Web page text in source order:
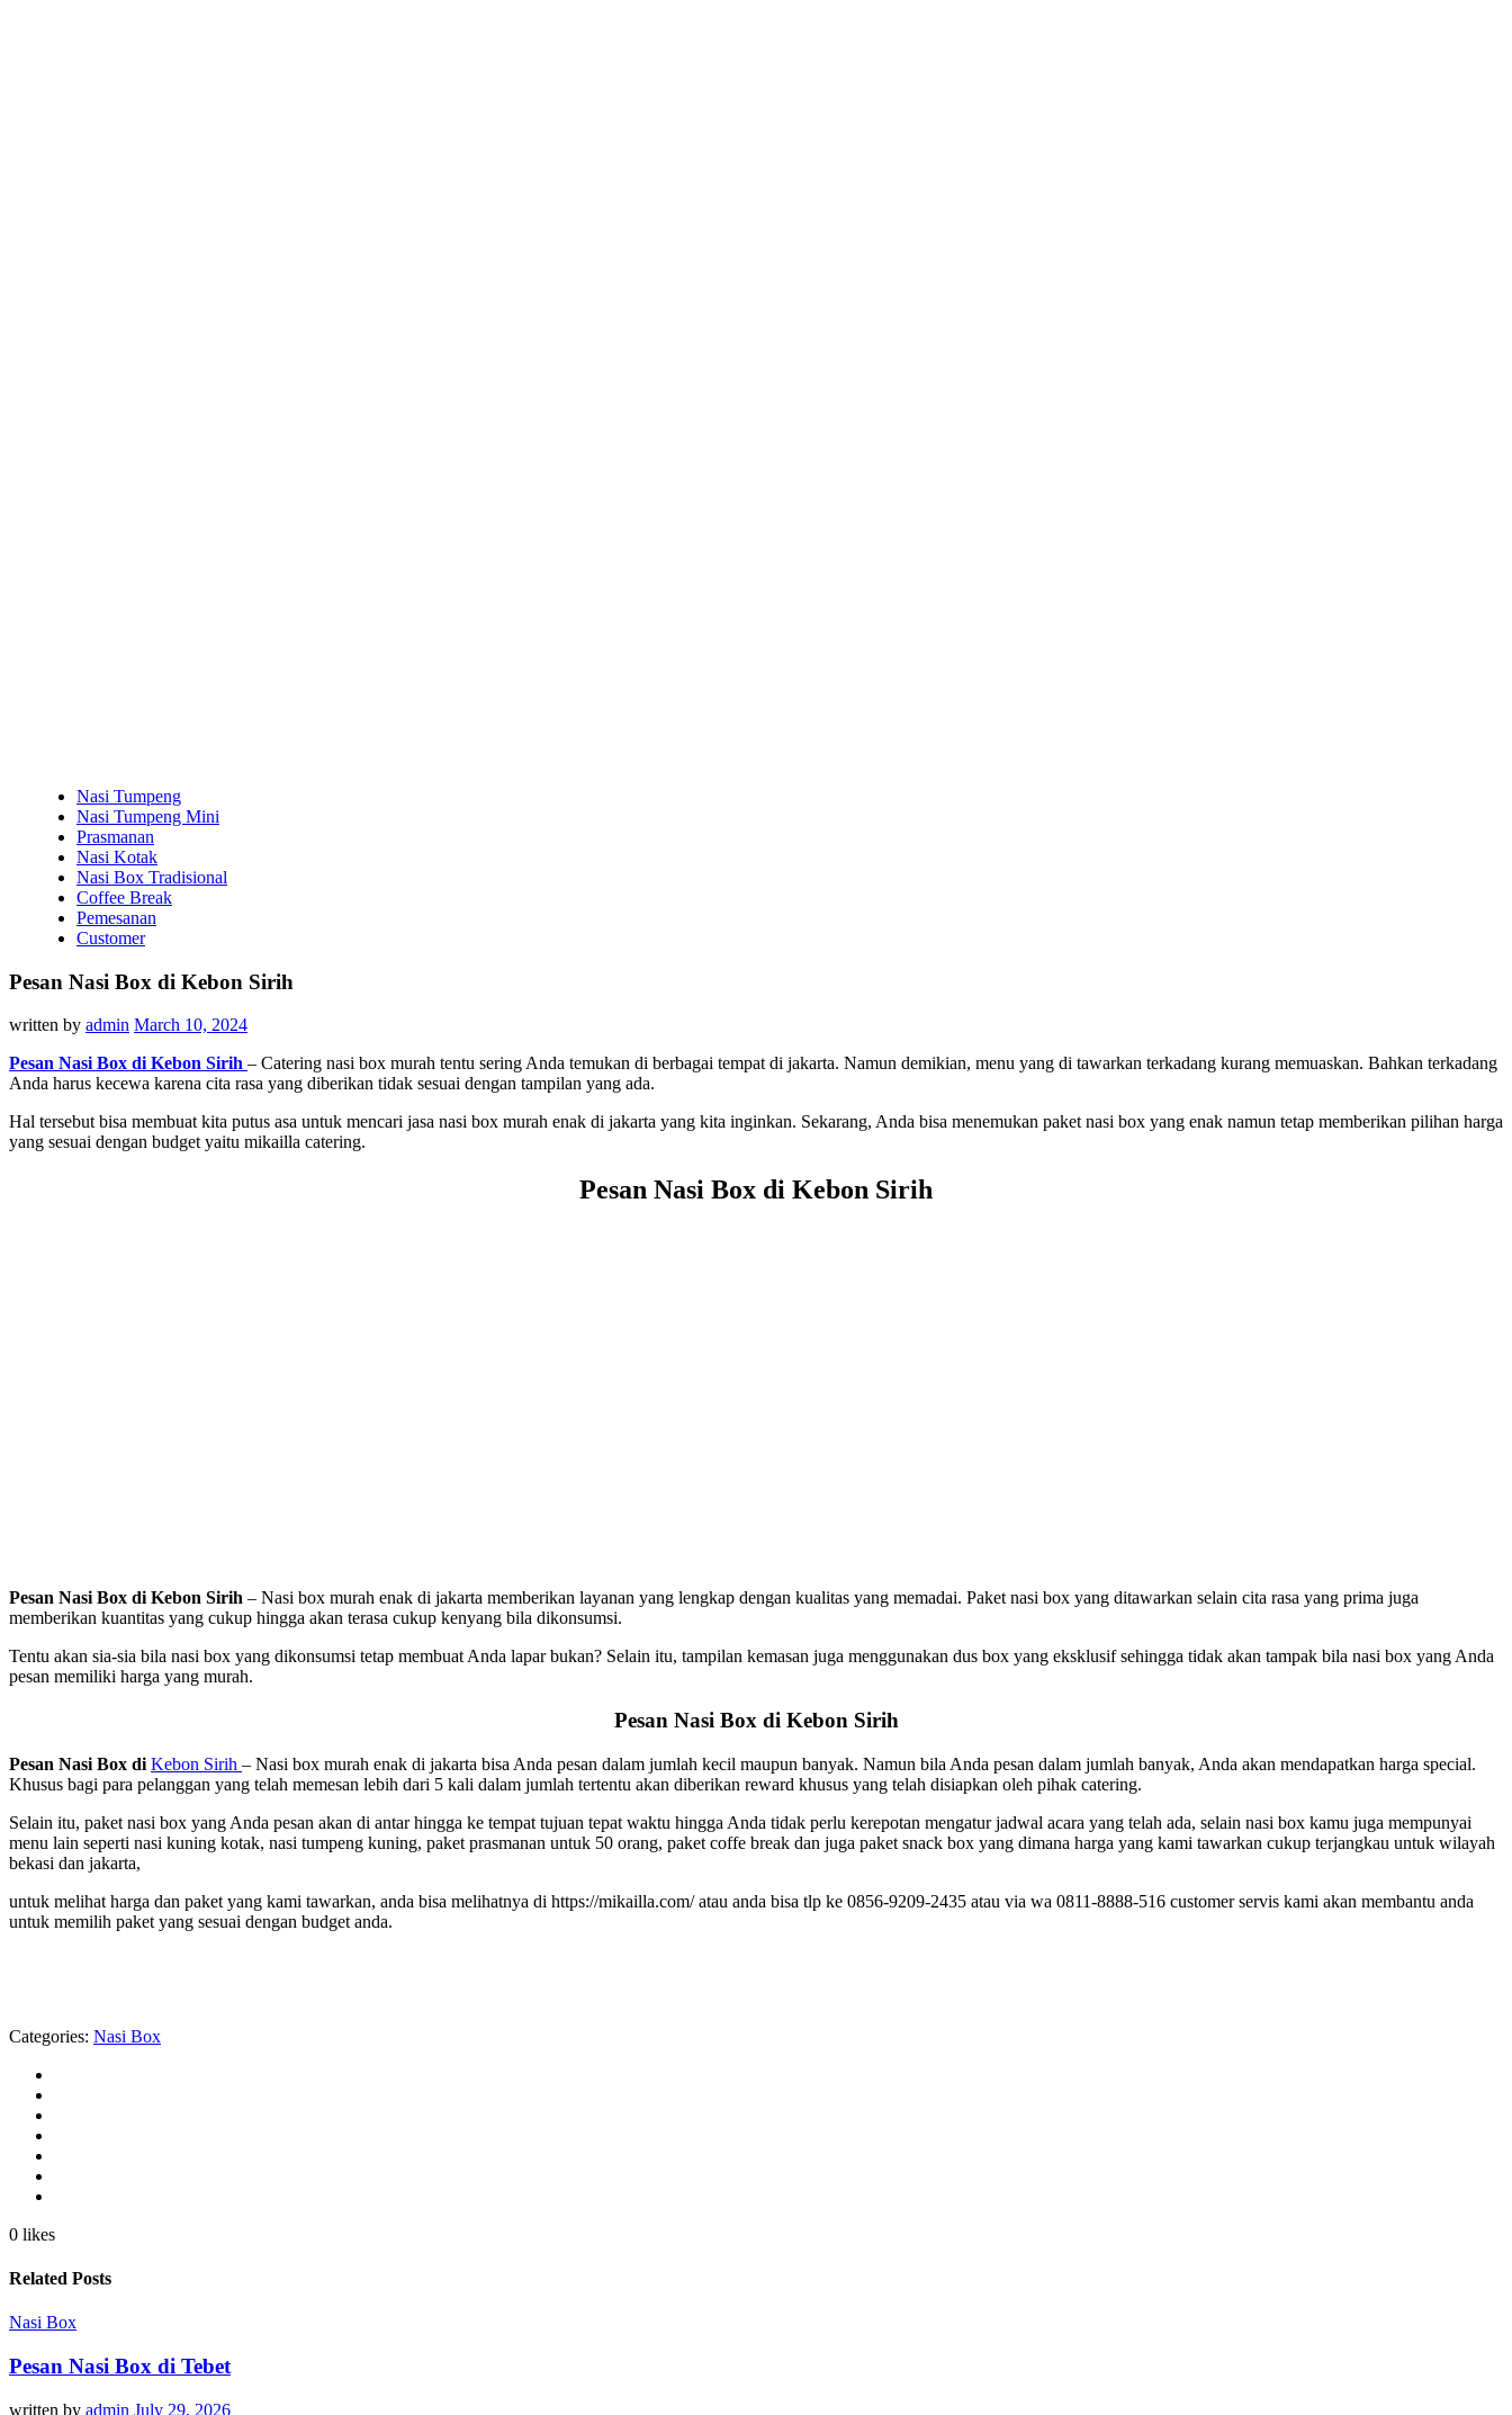
Nasi Tumpeng
Nasi Tumpeng Mini
Prasmanan
Nasi Kotak
Nasi Box Tradisional
Coffee Break
Pemesanan
Customer
Pesan Nasi Box di Kebon Sirih
written by admin March 10, 2024
Pesan Nasi Box di Kebon Sirih – Catering nasi box murah tentu sering Anda temukan di berbagai tempat di jakarta. Namun demikian, menu yang di tawarkan terkadang kurang memuaskan. Bahkan terkadang
Anda harus kecewa karena cita rasa yang diberikan tidak sesuai dengan tampilan yang ada.
Hal tersebut bisa membuat kita putus asa untuk mencari jasa nasi box murah enak di jakarta yang kita inginkan. Sekarang, Anda bisa menemukan paket nasi box yang enak namun tetap memberikan pilihan harga
yang sesuai dengan budget yaitu mikailla catering.
Pesan Nasi Box di Kebon Sirih
Pesan Nasi Box di Kebon Sirih – Nasi box murah enak di jakarta memberikan layanan yang lengkap dengan kualitas yang memadai. Paket nasi box yang ditawarkan selain cita rasa yang prima juga
memberikan kuantitas yang cukup hingga akan terasa cukup kenyang bila dikonsumsi.
Tentu akan sia-sia bila nasi box yang dikonsumsi tetap membuat Anda lapar bukan? Selain itu, tampilan kemasan juga menggunakan dus box yang eksklusif sehingga tidak akan tampak bila nasi box yang Anda
pesan memiliki harga yang murah.
Pesan Nasi Box di Kebon Sirih
Pesan Nasi Box di Kebon Sirih – Nasi box murah enak di jakarta bisa Anda pesan dalam jumlah kecil maupun banyak. Namun bila Anda pesan dalam jumlah banyak, Anda akan mendapatkan harga special.
Khusus bagi para pelanggan yang telah memesan lebih dari 5 kali dalam jumlah tertentu akan diberikan reward khusus yang telah disiapkan oleh pihak catering.
Selain itu, paket nasi box yang Anda pesan akan di antar hingga ke tempat tujuan tepat waktu hingga Anda tidak perlu kerepotan mengatur jadwal acara yang telah ada, selain nasi box kamu juga mempunyai
menu lain seperti nasi kuning kotak, nasi tumpeng kuning, paket prasmanan untuk 50 orang, paket coffe break dan juga paket snack box yang dimana harga yang kami tawarkan cukup terjangkau untuk wilayah
bekasi dan jakarta,
untuk melihat harga dan paket yang kami tawarkan, anda bisa melihatnya di https://mikailla.com/ atau anda bisa tlp ke 0856-9209-2435 atau via wa 0811-8888-516 customer servis kami akan membantu anda
untuk memilih paket yang sesuai dengan budget anda.
Categories: Nasi Box
0 likes
Related Posts
Nasi Box
Pesan Nasi Box di Tebet
written by admin July 29, 2026